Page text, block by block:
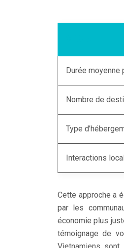
Durée moyenne
Nombre de
Type
Interactions
Cette approche a
par les
économie plus
témoignage de